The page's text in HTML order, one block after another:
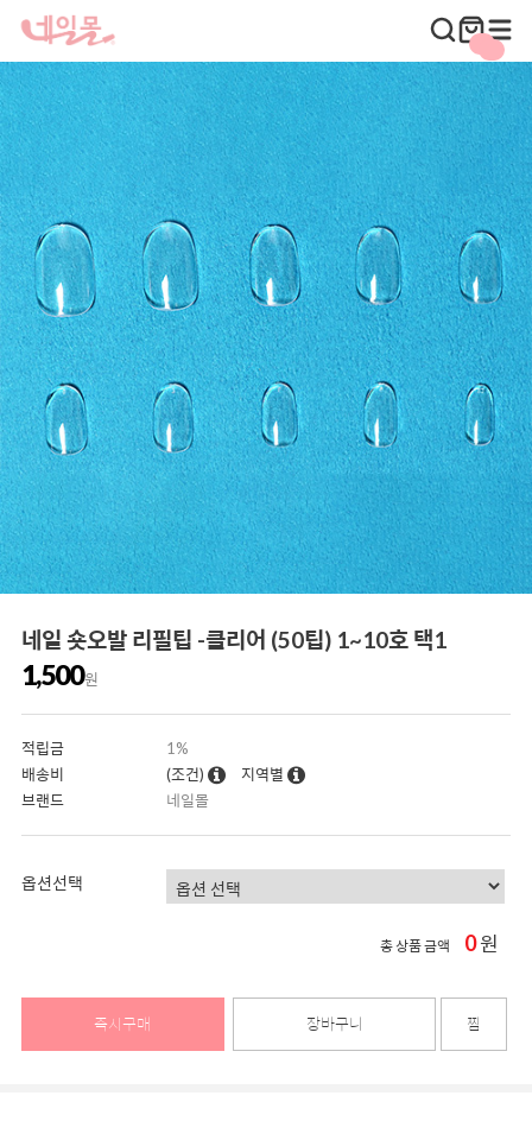
네일 숏오발 리필팁 -클리어 (50팁) 1~10호 택1
1,500원
적립금
1%
배송비
(조건)
지역별
브랜드
네일몰
옵션선택
총 상품 금액 0원
즉시구매 장바구니 찜